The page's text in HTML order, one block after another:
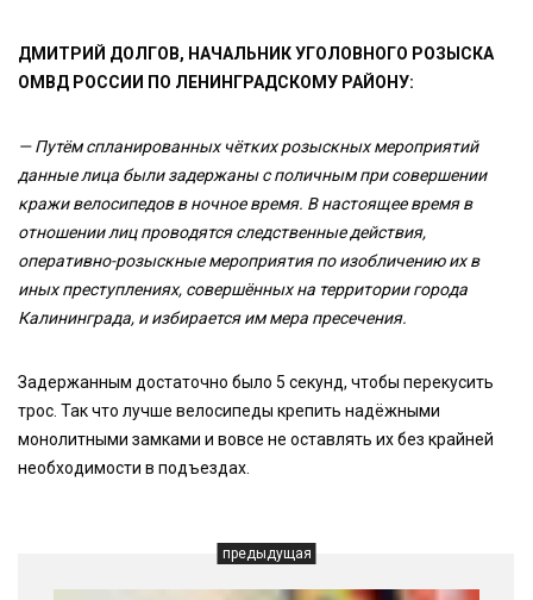
ДМИТРИЙ ДОЛГОВ, НАЧАЛЬНИК УГОЛОВНОГО РОЗЫСКА
ОМВД РОССИИ ПО ЛЕНИНГРАДСКОМУ РАЙОНУ:
— Путём спланированных чётких розыскных мероприятий
данные лица были задержаны с поличным при совершении
кражи велосипедов в ночное время. В настоящее время в
отношении лиц проводятся следственные действия,
оперативно-розыскные мероприятия по изобличению их в
иных преступлениях, совершённых на территории города
Калининграда, и избирается им мера пресечения.
Задержанным достаточно было 5 секунд, чтобы перекусить
трос. Так что лучше велосипеды крепить надёжными
монолитными замками и вовсе не оставлять их без крайней
необходимости в подъездах.
предыдущая